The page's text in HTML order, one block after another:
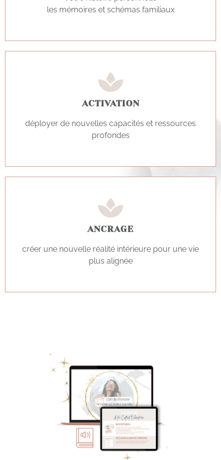
les mémoires et schémas familiaux
ACTIVATION
déployer de nouvelles capacités et ressources
profondes
ANCRAGE
créer une nouvelle réalité intérieure pour une vie
plus alignée